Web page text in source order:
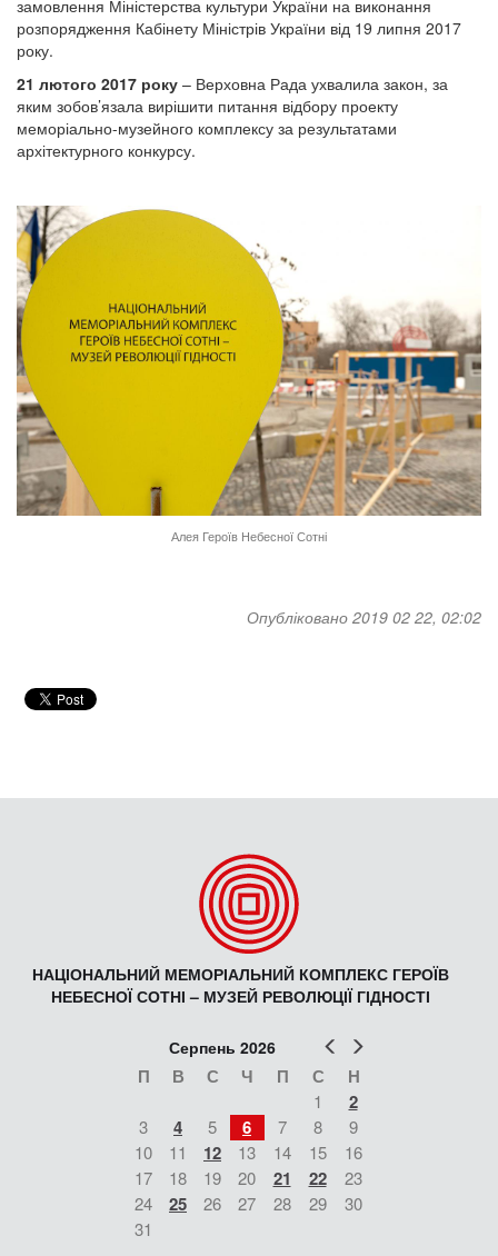
замовлення Міністерства культури України на виконання
розпорядження Кабінету Міністрів України від 19 липня 2017
року.
21 лютого 2017 року – Верховна Рада ухвалила закон, за
яким зобов’язала вирішити питання відбору проекту
меморіально-музейного комплексу за результатами
архітектурного конкурсу.
Алея Героїв Небесної Сотні
Опубліковано 2019 02 22, 02:02
НАЦІОНАЛЬНИЙ МЕМОРІАЛЬНИЙ КОМПЛЕКС ГЕРОЇВ
НЕБЕСНОЇ СОТНІ – МУЗЕЙ РЕВОЛЮЦІЇ ГІДНОСТІ
Попер
Серпень 2026
П В С Ч П С Н
1 2
3 4 5 6 7 8
9
10
11 12 13 14 15
16
17
18 19 20 21 22
23
24
25 26 27 28 29
30
31